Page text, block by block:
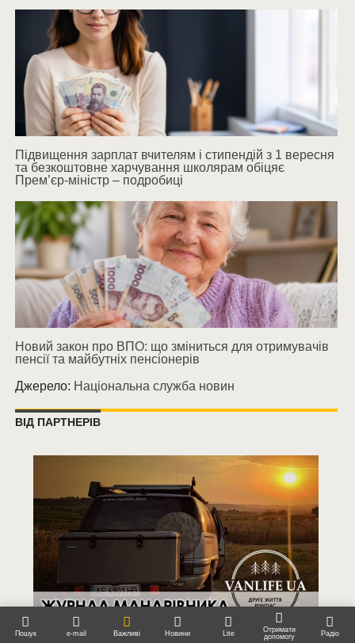
Підвищення зарплат вчителям і стипендій з 1 вересня
та безкоштовне харчування школярам обіцяє
Прем’єр-міністр – подробиці
Новий закон про ВПО: що зміниться для отримувачів
пенсії та майбутніх пенсіонерів
Джерело: Національна служба новин
ВІД ПАРТНЕРІВ